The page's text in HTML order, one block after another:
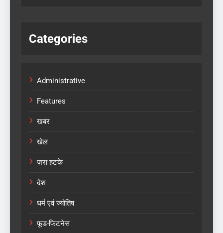
Categories
Administrative
Features
खबर
खेल
ज़रा हटके
देश
धर्म एवं ज्योतिष
फूड-फिटनेस